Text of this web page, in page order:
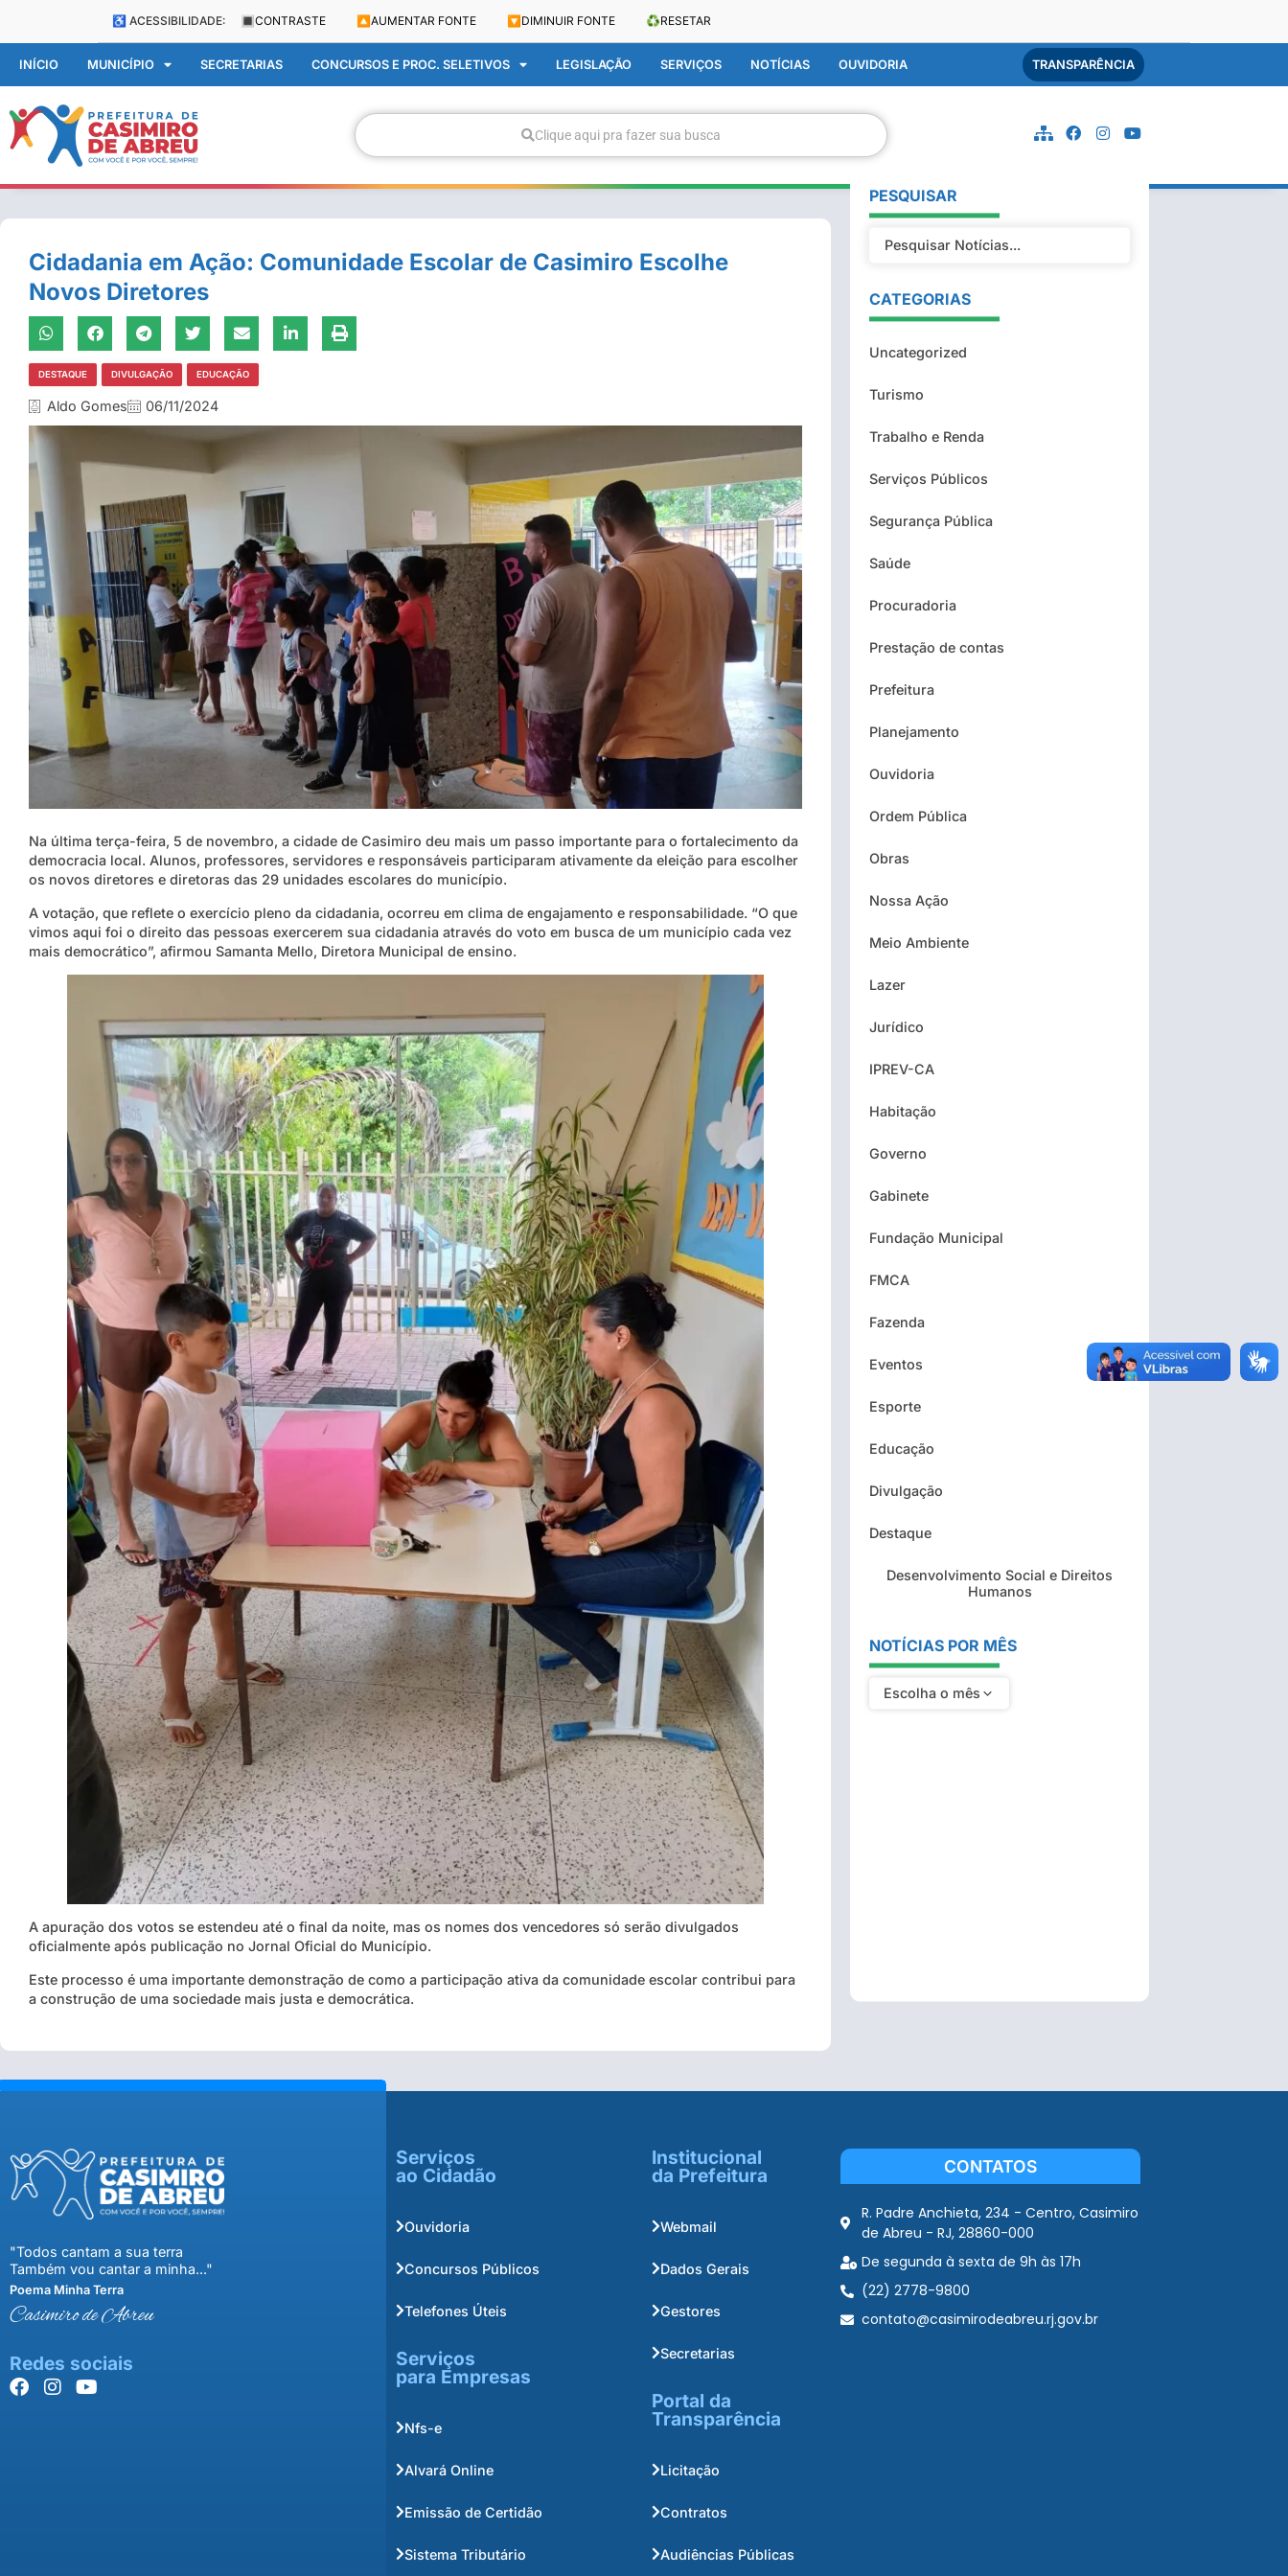
♿ ACESSIBILIDADE: 🔳 CONTRASTE 🔼 AUMENTAR FONTE 🔽 DIMINUIR FONTE ♻️RESETAR
INÍCIO MUNICÍPIO SECRETARIAS CONCURSOS E PROC. SELETIVOS LEGISLAÇÃO SERVIÇOS NOTÍCIAS OUVIDORIA TRANSPARÊNCIA
Clique aqui pra fazer sua busca
Cidadania em Ação: Comunidade Escolar de Casimiro Escolhe
Novos Diretores
DESTAQUE DIVULGAÇÃO EDUCAÇÃO
Aldo Gomes 06/11/2024
Na última terça-feira, 5 de novembro, a cidade de Casimiro deu mais um passo importante para o fortalecimento da
democracia local. Alunos, professores, servidores e responsáveis participaram ativamente da eleição para escolher
os novos diretores e diretoras das 29 unidades escolares do município.
A votação, que reflete o exercício pleno da cidadania, ocorreu em clima de engajamento e responsabilidade. “O que
vimos aqui foi o direito das pessoas exercerem sua cidadania através do voto em busca de um município cada vez
mais democrático”, afirmou Samanta Mello, Diretora Municipal de ensino.
A apuração dos votos se estendeu até o final da noite, mas os nomes dos vencedores só serão divulgados
oficialmente após publicação no Jornal Oficial do Município.
Este processo é uma importante demonstração de como a participação ativa da comunidade escolar contribui para
a construção de uma sociedade mais justa e democrática.
PESQUISAR
CATEGORIAS
Uncategorized
Turismo
Trabalho e Renda
Serviços Públicos
Segurança Pública
Saúde
Procuradoria
Prestação de contas
Prefeitura
Planejamento
Ouvidoria
Ordem Pública
Obras
Nossa Ação
Meio Ambiente
Lazer
Jurídico
IPREV-CA
Habitação
Governo
Gabinete
Fundação Municipal
FMCA
Fazenda
Eventos
Esporte
Educação
Divulgação
Destaque
Desenvolvimento Social e Direitos
Humanos
NOTÍCIAS POR MÊS
Escolha o mês
"Todos cantam a sua terra
Também vou cantar a minha..."
Poema Minha Terra
Casimiro de Abreu
Redes sociais
Serviços
ao Cidadão
Ouvidoria
Concursos Públicos
Telefones Úteis
Serviços
para Empresas
Nfs-e
Alvará Online
Emissão de Certidão
Sistema Tributário
Institucional
da Prefeitura
Webmail
Dados Gerais
Gestores
Secretarias
Portal da
Transparência
Licitação
Contratos
Audiências Públicas
CONTATOS
R. Padre Anchieta, 234 - Centro, Casimiro
de Abreu - RJ, 28860-000
De segunda à sexta de 9h às 17h
(22) 2778-9800
contato@casimirodeabreu.rj.gov.br